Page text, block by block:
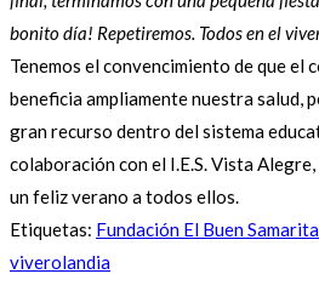
bonito día! Repetiremos. Todos en el
Tenemos el convencimiento de que el
beneficia ampliamente nuestra salud,
gran recurso dentro del sistema
colaboración con el I.E.S. Vista
un feliz verano a todos ellos.
Etiquetas: Fundación El Buen
viverolandia